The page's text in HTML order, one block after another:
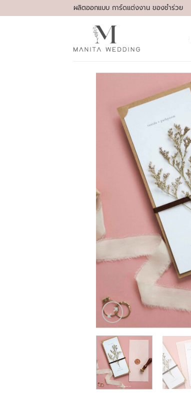
to
ผลิตออกแบบ การ์ดแต่งงาน ของชำร่วย